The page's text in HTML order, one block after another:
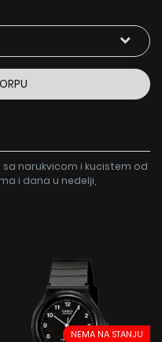
sa narukvicom i kucistem od
i dana u nedelji,
NEMA NA STANJU